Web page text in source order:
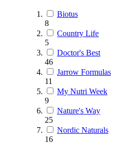
Biotus
8
Country Life
5
Doctor's Best
46
Jarrow Formulas
11
My Nutri Week
9
Nature's Way
25
Nordic Naturals
16